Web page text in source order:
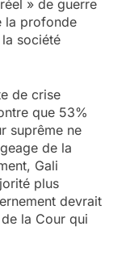
» de guerre
la profonde
société
de crise
que 53%
suprême ne
de la
Gali
plus
devrait
la Cour qui